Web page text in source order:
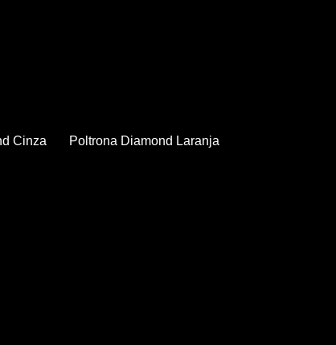
Cinza Poltrona Diamond Laranja